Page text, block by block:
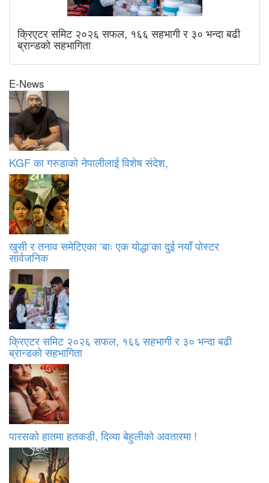
क्रिएटर समिट २०२६ सफल, १६६ सहभागी र ३० भन्दा बढी
ब्रान्डको सहभागिता
E-News
KGF का गरुडाको नेपालीलाई विशेष संदेश,
खुसी र तनाव समेटिएका ‘बाः एक योद्धा’का दुई नयाँ पोस्टर
सार्वजनिक
क्रिएटर समिट २०२६ सफल, १६६ सहभागी र ३० भन्दा बढी
ब्रान्डको सहभागिता
पारसको हातमा हतकडी, दिव्या बेहुलीको अवतारमा !